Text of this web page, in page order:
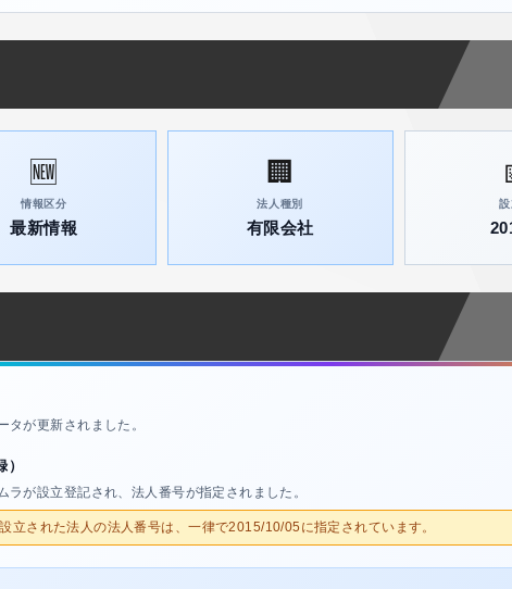
🆕
情報区分
最新情報
🏢
法人種別
有限会社
タが更新されました。
ラが設立登記され、法人番号が指定されました。
された法人の法人番号は、一律で2015/10/05に指定されています。